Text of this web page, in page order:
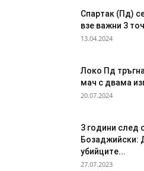
Спартак (Пд)
взе важни 3
13.04.2024
Локо Пд
мач с двама
20.07.2024
3 години след
Бозаджийски:
убийците...
27.07.2023